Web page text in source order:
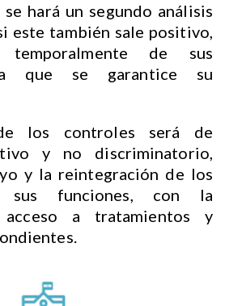
hará un segundo análisis
este también sale positivo,
temporalmente de sus
que se garantice su
los controles será de
y no discriminatorio,
y la reintegración de los
sus funciones, con la
a tratamientos y